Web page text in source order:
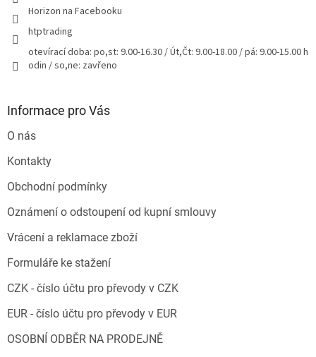
Horizon na Facebooku
htptrading
otevírací doba: po,st: 9.00-16.30 / Út,Čt: 9.00-18.00 / pá: 9.00-15.00 h
odin / so,ne: zavřeno
Informace pro Vás
O nás
Kontakty
Obchodní podmínky
Oznámení o odstoupení od kupní smlouvy
Vrácení a reklamace zboží
Formuláře ke stažení
CZK - číslo účtu pro převody v CZK
EUR - číslo účtu pro převody v EUR
OSOBNÍ ODBĚR NA PRODEJNĚ